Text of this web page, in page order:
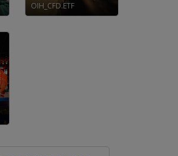
OIH_CFD.ETF